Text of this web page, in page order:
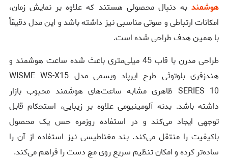
هوشمندبه دنبال محصولی هستند که علاوه بر نمایش زمان،
امکانات ارتباطی و صوتی مناسبی نیز داشته باشد و این مدل دقیقاً
با همین هدف طراحی شده است.
طراحی مدرن با قاب 45 میلی‌متری باعث شده ساعت هوشمند و
هندزفری بلوتوثی طرح ایرپاد ویسمی مدل WISME WS-X15
SERIES 10 ظاهری مشابه ساعت‌های هوشمند محبوب بازار
داشته باشد. بدنه آلومینیومی علاوه بر زیبایی، استحکام قابل
توجهی ایجاد می‌کند و در استفاده روزمره حس یک محصول
باکیفیت را منتقل می‌کند. بند مغناطیسی نیز استفاده از آن را
ساده‌تر کرده و امکان تنظیم سریع روی مچ دست را فراهم می‌کند.